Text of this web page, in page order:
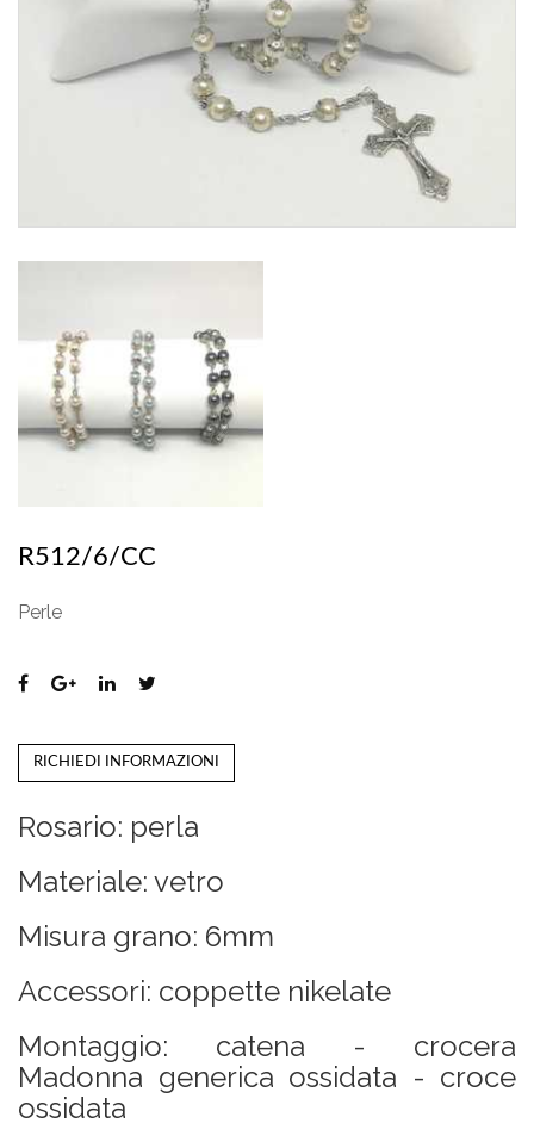
R512/6/CC
Perle
RICHIEDI INFORMAZIONI
Rosario: perla
Materiale: vetro
Misura grano: 6mm
Accessori: coppette nikelate
Montaggio: catena - crocera
Madonna generica ossidata - croce
ossidata